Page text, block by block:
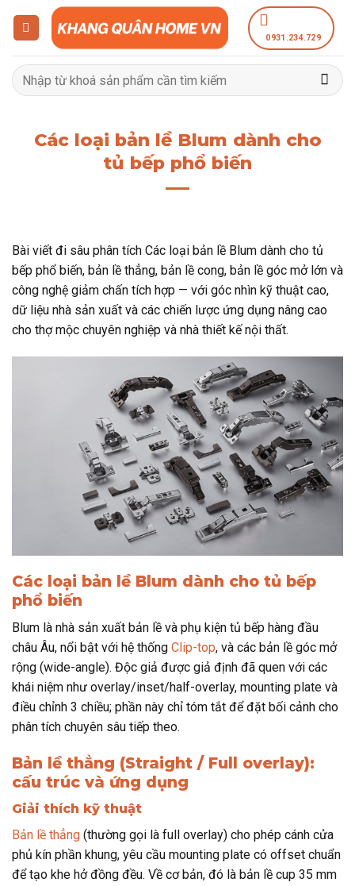
dung
0931.234.729
Tìm
kiếm:
Các loại bản lề Blum dành cho
tủ bếp phổ biến
Bài viết đi sâu phân tích Các loại bản lề Blum dành cho tủ
bếp phổ biến, bản lề thẳng, bản lề cong, bản lề góc mở lớn và
công nghệ giảm chấn tích hợp — với góc nhìn kỹ thuật cao,
dữ liệu nhà sản xuất và các chiến lược ứng dụng nâng cao
cho thợ mộc chuyên nghiệp và nhà thiết kế nội thất.
Các loại bản lề Blum dành cho tủ bếp
phổ biến
Blum là nhà sản xuất bản lề và phụ kiện tủ bếp hàng đầu
châu Âu, nổi bật với hệ thống Clip-top, và các bản lề góc mở
rộng (wide-angle). Độc giả được giả định đã quen với các
khái niệm như overlay/inset/half-overlay, mounting plate và
điều chỉnh 3 chiều; phần này chỉ tóm tắt để đặt bối cảnh cho
phân tích chuyên sâu tiếp theo.
Bản lề thẳng (Straight / Full overlay):
cấu trúc và ứng dụng
Giải thích kỹ thuật
Bản lề thẳng (thường gọi là full overlay) cho phép cánh cửa
phủ kín phần khung, yêu cầu mounting plate có offset chuẩn
để tạo khe hở đồng đều. Về cơ bản, đó là bản lề cup 35 mm